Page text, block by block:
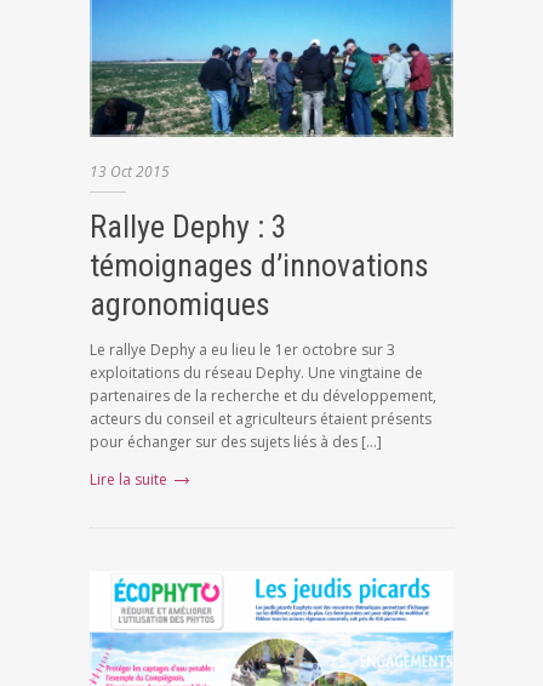
13 Oct2015
Rallye Dephy : 3
témoignages d’innovations
agronomiques
Le rallye Dephy a eu lieu le 1er octobre sur 3
exploitations du réseau Dephy. Une vingtaine de
partenaires de la recherche et du développement,
acteurs du conseil et agriculteurs étaient présents
pour échanger sur des sujets liés à des […]
Lire la suite